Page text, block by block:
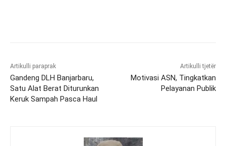
Artikulli paraprak
Gandeng DLH Banjarbaru,
Satu Alat Berat Diturunkan
Keruk Sampah Pasca Haul
Artikulli tjetër
Motivasi ASN, Tingkatkan
Pelayanan Publik